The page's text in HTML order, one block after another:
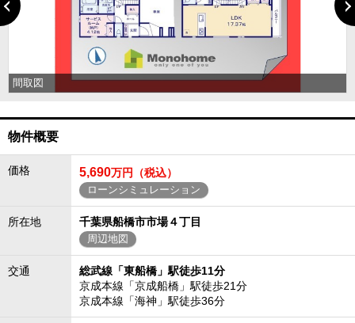
間取図
物件概要
価格 5,690万円（税込）
ローンシミュレーション
所在地 千葉県船橋市市場４丁目
周辺地図
交通
総武線「東船橋」駅徒歩11分
京成本線「京成船橋」駅徒歩21分
京成本線「海神」駅徒歩36分